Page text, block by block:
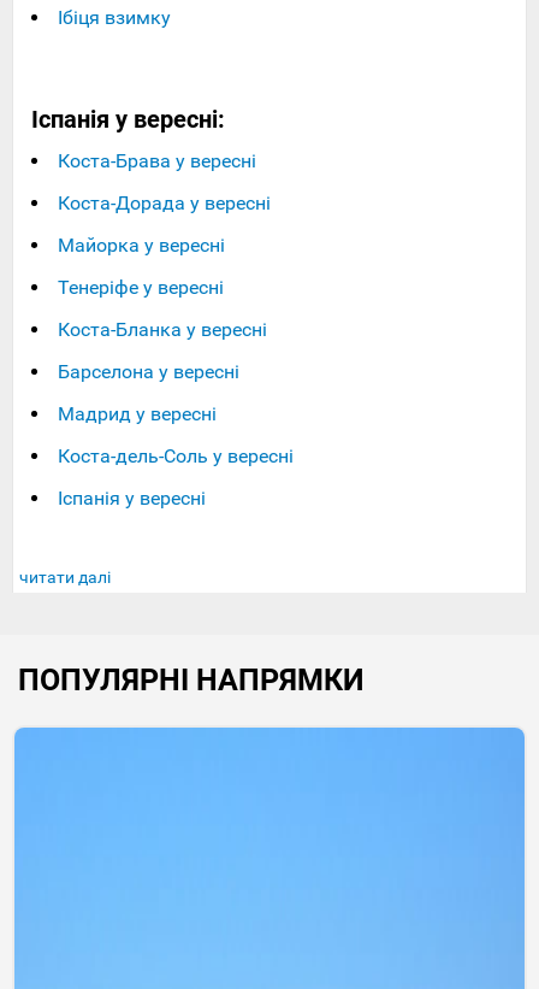
Ібіця взимку
Іспанія у вересні:
Коста-Брава у вересні
Коста-Дорада у вересні
Майорка у вересні
Тенеріфе у вересні
Коста-Бланка у вересні
Барселона у вересні
Мадрид у вересні
Коста-дель-Соль у вересні
Іспанія у вересні
читати далі
ПОПУЛЯРНІ НАПРЯМКИ